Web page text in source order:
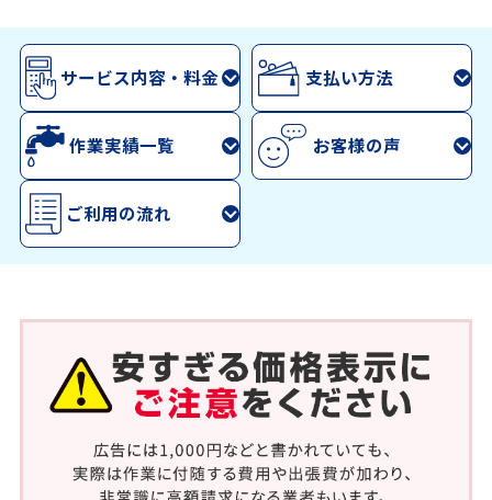
サービス内容・料金 支払い方法
作業実績一覧 お客様の声
ご利用の流れ